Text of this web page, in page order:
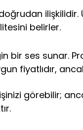
belirler.
bir ses sunar.
fiyatlıdır,
görebilir;